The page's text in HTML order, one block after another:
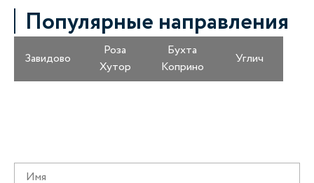
Популярные направления
Завидово
Роза
Хутор
Бухта
Коприно
Углич